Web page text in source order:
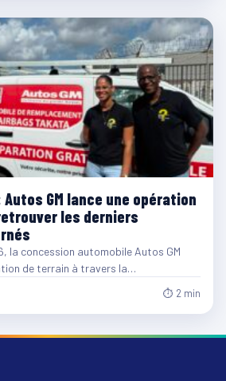
GM lance une opération
les derniers
la concession automobile Autos GM
de terrain à travers la…
⏱ 2 min